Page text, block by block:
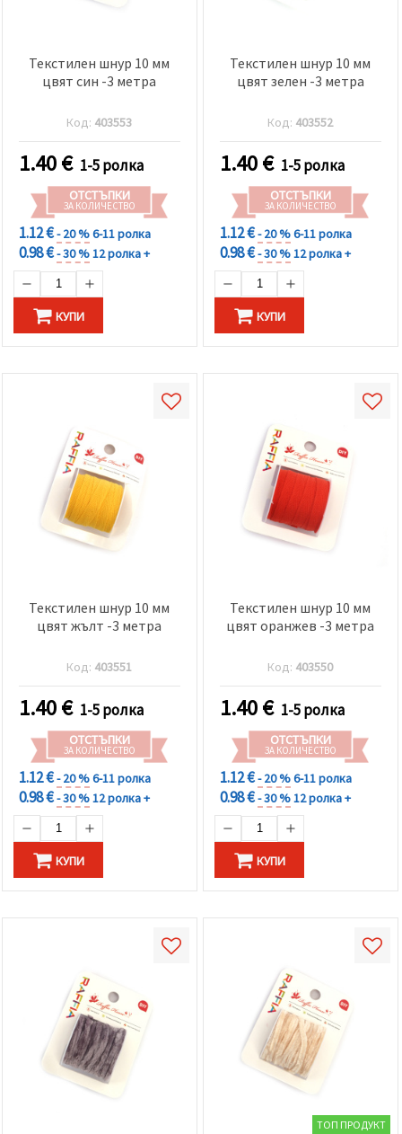
Текстилен шнур 10 мм
цвят син -3 метра
Код: 403553
1.40€ 1-5 ролка
ОТСТЪПКИ
ЗА КОЛИЧЕСТВО
1.12 €- 20 %6-11 ролка
0.98 €- 30 %12 ролка +
КУПИ
Текстилен шнур 10 мм
цвят зелен -3 метра
Код: 403552
1.40€ 1-5 ролка
ОТСТЪПКИ
ЗА КОЛИЧЕСТВО
1.12 €- 20 %6-11 ролка
0.98 €- 30 %12 ролка +
КУПИ
Текстилен шнур 10 мм
цвят жълт -3 метра
Код: 403551
1.40€ 1-5 ролка
ОТСТЪПКИ
ЗА КОЛИЧЕСТВО
1.12 €- 20 %6-11 ролка
0.98 €- 30 %12 ролка +
КУПИ
Текстилен шнур 10 мм
цвят оранжев -3 метра
Код: 403550
1.40€ 1-5 ролка
ОТСТЪПКИ
ЗА КОЛИЧЕСТВО
1.12 €- 20 %6-11 ролка
0.98 €- 30 %12 ролка +
КУПИ
ТОП ПРОДУКТ